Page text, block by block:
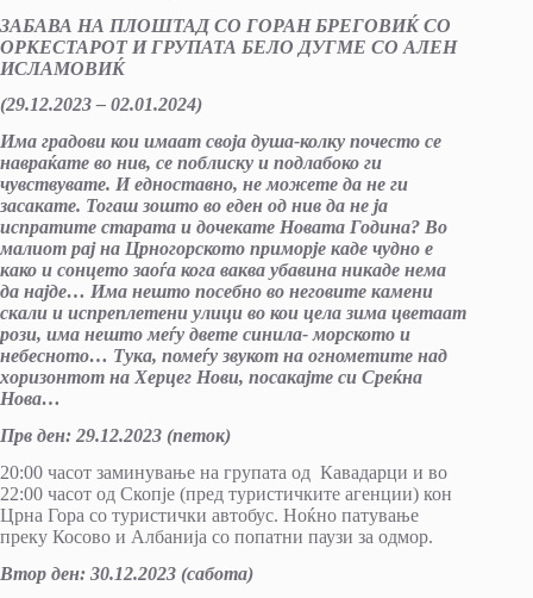
ЗАБАВА НА ПЛОШТАД СО ГОРАН БРЕГОВИЌ СО
ОРКЕСТАРОТ И ГРУПАТА БЕЛО ДУГМЕ СО АЛЕН
ИСЛАМОВИЌ
(29.12.2023 – 02.01.2024)
Има градови кои имаат своја душа-колку почесто се
навраќате во нив, се поблиску и подлабоко ги
чувствувате. И едноставно, не можете да не ги
засакате. Тогаш зошто во еден од нив да не ја
испратите старата и дочекате Новата Година? Во
малиот рај на Црногорското приморје каде чудно е
како и сонцето заоѓа кога ваква убавина никаде нeма
да најде… Има нешто посебно во неговите камени
скали и испреплетени улици во кои цела зима цветаат
рози, има нешто меѓу двете синила- морското и
небесното… Тука, помеѓу звукот на огнометите над
хоризонтот на Херцег Нови, посакајте си Среќна
Нова…
Прв ден: 29.12.2023 (петок)
20:00 часот заминување на групата од Кавадарци и во
22:00 часот од Скопје (пред туристичките агенции) кон
Црна Гора со туристички автобус. Ноќно патување
преку Косово и Албанија со попатни паузи за одмор.
Втор ден: 30.12.2023 (сабота)